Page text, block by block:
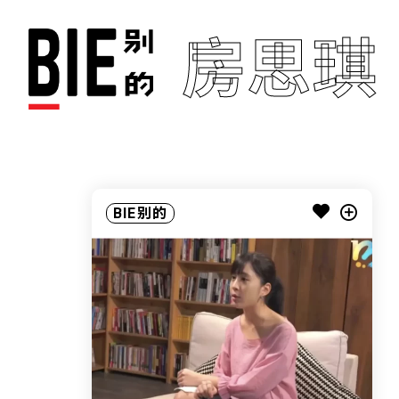
房思琪
BIE别的